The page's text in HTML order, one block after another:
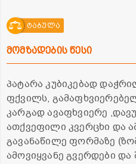
ტაბულა
მომზადების წესი
პატარა კუბიკებად
ფქვილს,
კარგად ავაფხვიერე
ათქვეფილი კვერცხი და
გავანაწილე ფორმაზე
ამოვიყვანე გვერდები და